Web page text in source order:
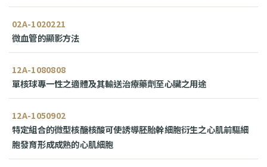
02A-1020221
微血管的顯影方法
12A-1080808
單核球專一性之適體及其輸送治療藥劑至心臟之用途
12A-1050902
特定組合的微型核醣核酸可使誘導胚胎幹細胞衍生之心肌前驅細
胞發育形成成熟的心肌細胞